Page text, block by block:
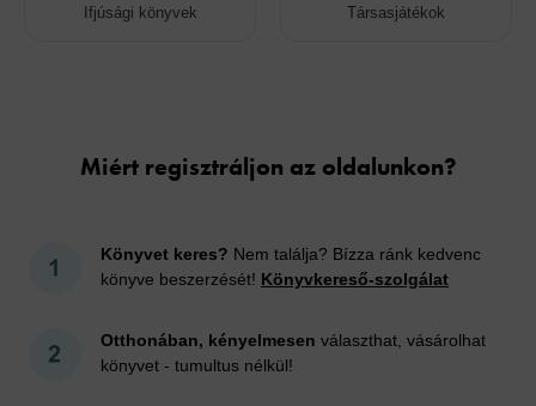
Ifjúsági könyvek Társasjátékok
Miért regisztráljon az oldalunkon?
Könyvet keres? Nem találja? Bízza ránk kedvenc
könyve beszerzését! Könyvkereső-szolgálat
Otthonában, kényelmesen választhat, vásárolhat
könyvet - tumultus nélkül!